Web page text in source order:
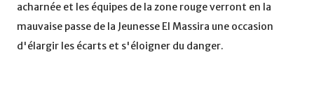
acharnée et les équipes de la zone rouge verront en la
mauvaise passe de la Jeunesse El Massira une occasion
d'élargir les écarts et s'éloigner du danger.